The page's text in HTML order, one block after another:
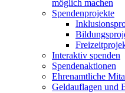
möglich machen
Spendenprojekte
Interaktiv spenden
Spendenaktionen
Ehrenamtliche
Geldauflagen und